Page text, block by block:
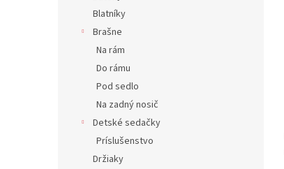
Blatníky
Brašne
Na rám
Do rámu
Pod sedlo
Na zadný nosič
Detské sedačky
Príslušenstvo
Držiaky